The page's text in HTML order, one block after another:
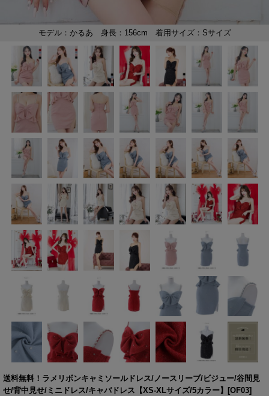
送料無料！ラメリボンキャミソールドレス/ノースリーブ/ビジュー/谷間見
せ/背中見せ/ミニドレス/キャバドレス【XS-XLサイズ/5カラー】[OF03]